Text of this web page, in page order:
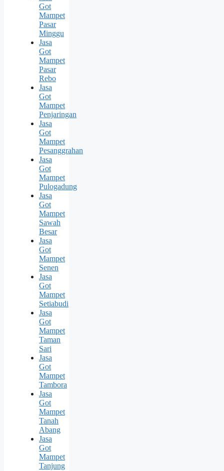
Got
Mampet
Pasar
Minggu
Jasa
Got
Mampet
Pasar
Rebo
Jasa
Got
Mampet
Penjaringan
Jasa
Got
Mampet
Pesanggrahan
Jasa
Got
Mampet
Pulogadung
Jasa
Got
Mampet
Sawah
Besar
Jasa
Got
Mampet
Senen
Jasa
Got
Mampet
Setiabudi
Jasa
Got
Mampet
Taman
Sari
Jasa
Got
Mampet
Tambora
Jasa
Got
Mampet
Tanah
Abang
Jasa
Got
Mampet
Tanjung